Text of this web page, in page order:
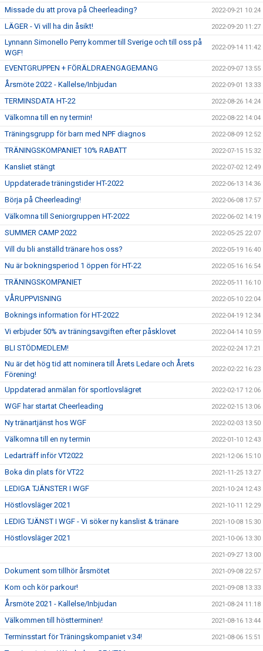
Missade du att prova på Cheerleading? 2022-09-21 10:24
LÄGER - Vi vill ha din åsikt! 2022-09-20 11:27
Lynnann Simonello Perry kommer till Sverige och till oss på
WGF!
2022-09-14 11:42
EVENTGRUPPEN + FÖRÄLDRAENGAGEMANG 2022-09-07 13:55
Årsmöte 2022 - Kallelse/Inbjudan 2022-09-01 13:33
TERMINSDATA HT-22 2022-08-26 14:24
Välkomna till en ny termin! 2022-08-22 14:04
Träningsgrupp för barn med NPF diagnos 2022-08-09 12:52
TRÄNINGSKOMPANIET 10% RABATT 2022-07-15 15:32
Kansliet stängt 2022-07-02 12:49
Uppdaterade träningstider HT-2022 2022-06-13 14:36
Börja på Cheerleading! 2022-06-08 17:57
Välkomna till Seniorgruppen HT-2022 2022-06-02 14:19
SUMMER CAMP 2022 2022-05-25 22:07
Vill du bli anställd tränare hos oss? 2022-05-19 16:40
Nu är bokningsperiod 1 öppen för HT-22 2022-05-16 16:54
TRÄNINGSKOMPANIET 2022-05-11 16:10
VÅRUPPVISNING 2022-05-10 22:04
Boknings information för HT-2022 2022-04-19 12:34
Vi erbjuder 50% av träningsavgiften efter påsklovet 2022-04-14 10:59
BLI STÖDMEDLEM! 2022-02-24 17:21
Nu är det hög tid att nominera till Årets Ledare och Årets
Förening!
2022-02-22 16:23
Uppdaterad anmälan för sportlovslägret 2022-02-17 12:06
WGF har startat Cheerleading 2022-02-15 13:06
Ny tränartjänst hos WGF 2022-02-03 13:50
Välkomna till en ny termin 2022-01-10 12:43
Ledarträff inför VT2022 2021-12-06 15:10
Boka din plats för VT22 2021-11-25 13:27
LEDIGA TJÄNSTER I WGF 2021-10-24 12:43
Höstlovsläger 2021 2021-10-11 12:29
LEDIG TJÄNST I WGF - Vi söker ny kanslist & tränare 2021-10-08 15:30
Höstlovsläger 2021 2021-10-06 13:30
2021-09-27 13:00
Dokument som tillhör årsmötet 2021-09-08 22:57
Kom och kör parkour! 2021-09-08 13:33
Årsmöte 2021 - Kallelse/Inbjudan 2021-08-24 11:18
Välkommen till höstterminen! 2021-08-16 13:44
Terminsstart för Träningskompaniet v.34! 2021-08-06 15:51